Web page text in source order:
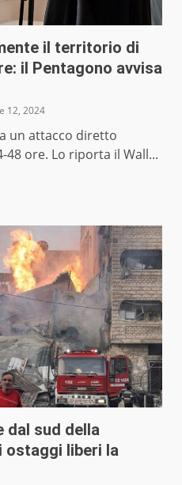
il territorio di
il Pentagono avvisa
12, 2024
un attacco diretto
48 ore. Lo riporta il Wall...
dal sud della
ostaggi liberi la